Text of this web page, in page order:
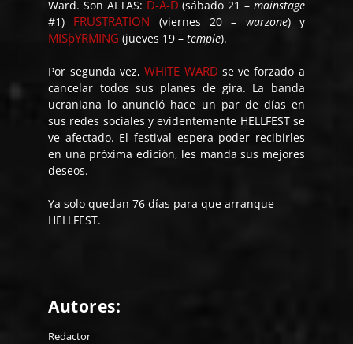
Ward. Son ALTAS: D-A-D (sábado 21 – mainstage
#1) FRUSTRATION (viernes 20 – warzone) y
MISþYRMING (jueves 19 –temple).
Por segunda vez,WHITE WARD se ve forzado a
cancelar todos sus planes de gira. La banda
ucraniana lo anunció hace un par de días en
sus redes sociales y evidentemente HELLFEST se
ve afectado. El festival espera poder recibirles
en una próxima edición, les manda sus mejores
deseos.
Ya solo quedan 76 días para que arranque
HELLFEST.
Autores:
Redactor